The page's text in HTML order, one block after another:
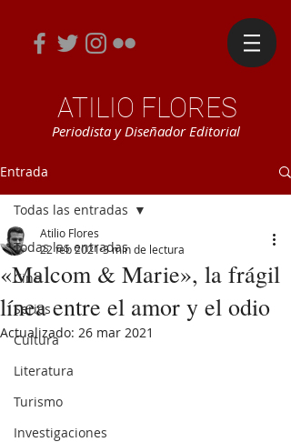
ATILIO FLORES
Periodista y Diseñador Editorial
Entrada
Todas las entradas
Cine
Series
Cultura
Literatura
Turismo
Investigaciones
Todas las entradas
«Malcom & Marie», la frágil
línea entre el amor y el odio
Atilio Flores
22 feb 20213 min de lectura
Actualizado: 26 mar 2021